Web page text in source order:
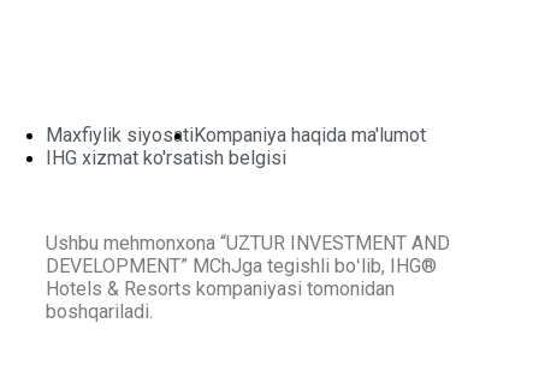
Maxfiylik siyosatiKompaniya haqida ma'lumot
IHG xizmat ko'rsatish belgisi
Ushbu mehmonxona “UZTUR INVESTMENT AND
DEVELOPMENT” MChJga tegishli boʻlib, IHG®
Hotels & Resorts kompaniyasi tomonidan
boshqariladi.